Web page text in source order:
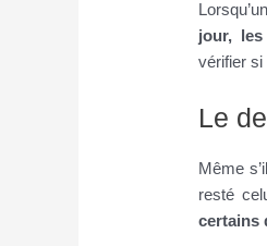
jour,
vérifier si
Le
Même
resté
certains